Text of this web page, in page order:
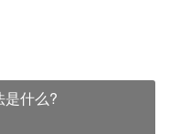
是什么?